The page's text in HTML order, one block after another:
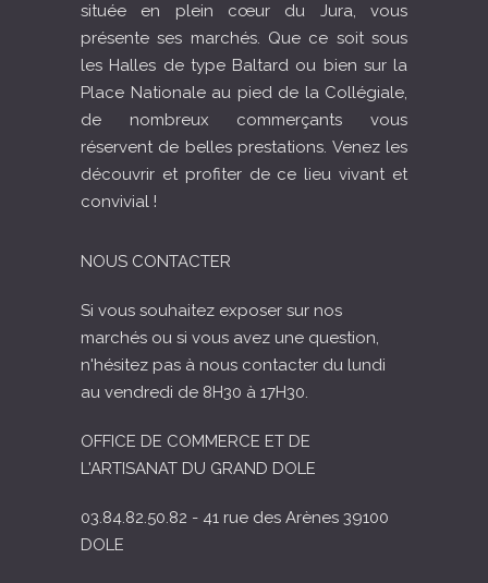
située en plein cœur du Jura, vous
présente ses marchés. Que ce soit sous
les Halles de type Baltard ou bien sur la
Place Nationale au pied de la Collégiale,
de nombreux commerçants vous
réservent de belles prestations. Venez les
découvrir et profiter de ce lieu vivant et
convivial !
NOUS CONTACTER
Si vous souhaitez exposer sur nos
marchés ou si vous avez une question,
n'hésitez pas à nous contacter du lundi
au vendredi de 8H30 à 17H30.
OFFICE DE COMMERCE ET DE
L'ARTISANAT DU GRAND DOLE
03.84.82.50.82 - 41 rue des Arènes 39100
DOLE